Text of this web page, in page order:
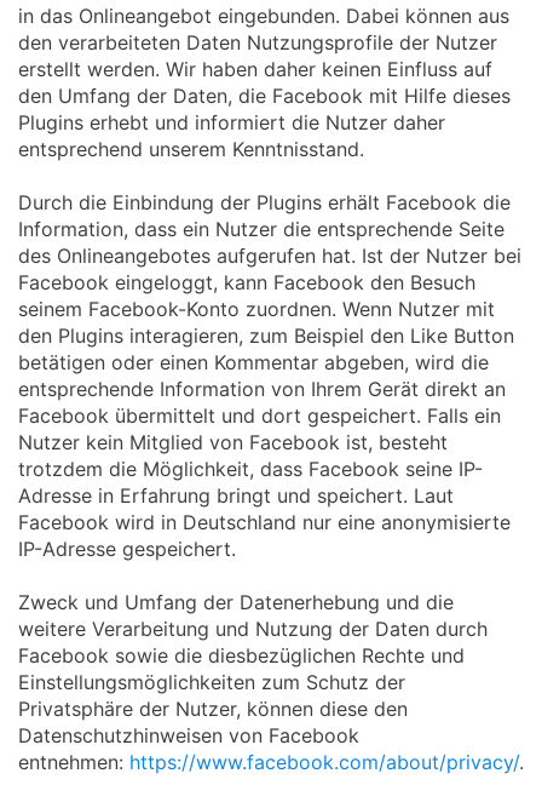
in das Onlineangebot eingebunden. Dabei können aus
den verarbeiteten Daten Nutzungsprofile der Nutzer
erstellt werden. Wir haben daher keinen Einfluss auf
den Umfang der Daten, die Facebook mit Hilfe dieses
Plugins erhebt und informiert die Nutzer daher
entsprechend unserem Kenntnisstand.
Durch die Einbindung der Plugins erhält Facebook die
Information, dass ein Nutzer die entsprechende Seite
des Onlineangebotes aufgerufen hat. Ist der Nutzer bei
Facebook eingeloggt, kann Facebook den Besuch
seinem Facebook-Konto zuordnen. Wenn Nutzer mit
den Plugins interagieren, zum Beispiel den Like Button
betätigen oder einen Kommentar abgeben, wird die
entsprechende Information von Ihrem Gerät direkt an
Facebook übermittelt und dort gespeichert. Falls ein
Nutzer kein Mitglied von Facebook ist, besteht
trotzdem die Möglichkeit, dass Facebook seine IP-
Adresse in Erfahrung bringt und speichert. Laut
Facebook wird in Deutschland nur eine anonymisierte
IP-Adresse gespeichert.
Zweck und Umfang der Datenerhebung und die
weitere Verarbeitung und Nutzung der Daten durch
Facebook sowie die diesbezüglichen Rechte und
Einstellungsmöglichkeiten zum Schutz der
Privatsphäre der Nutzer, können diese den
Datenschutzhinweisen von Facebook
entnehmen: https://www.facebook.com/about/privacy/.